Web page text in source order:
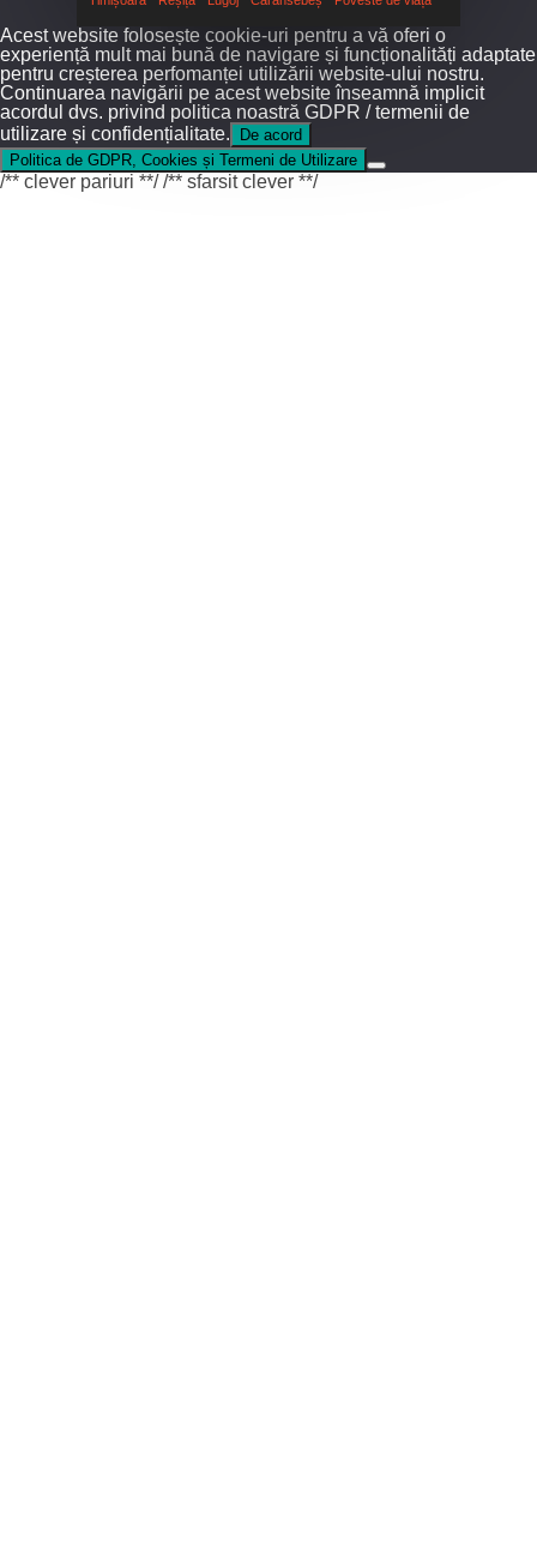
Acest website folosește cookie-uri pentru a vă oferi o
experiență mult mai bună de navigare și funcționalități adaptate
pentru creșterea perfomanței utilizării website-ului nostru.
Continuarea navigării pe acest website înseamnă implicit
acordul dvs. privind politica noastră GDPR / termenii de
utilizare și confidențialitate.
De acord
Politica de GDPR, Cookies și Termeni de Utilizare
/** clever pariuri **//** sfarsit clever **/